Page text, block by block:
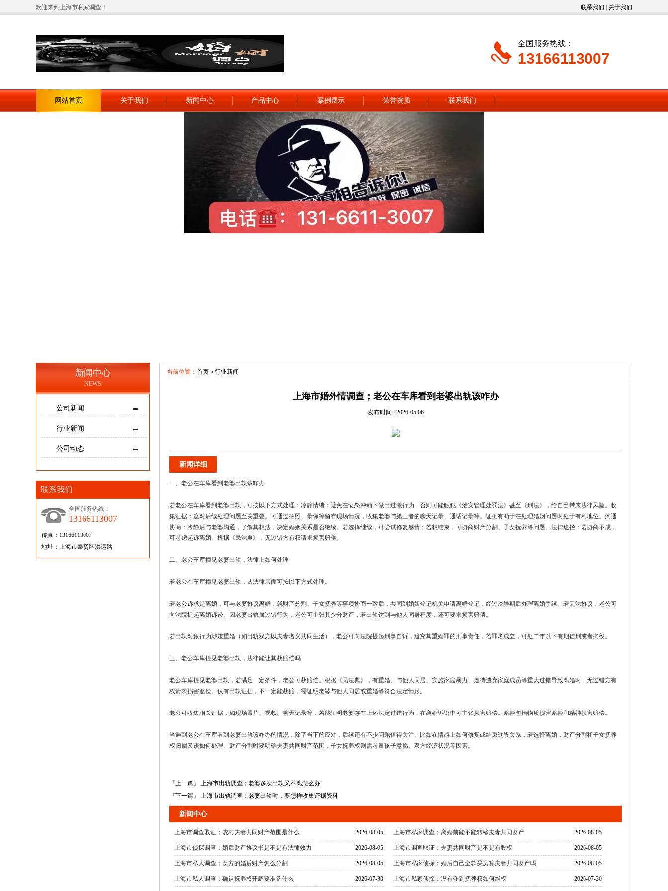
欢迎来到上海市私家调查！ 联系我们 关于我们
全国服务热线：
13166113007
网站首页 关于我们 新闻中心 产品中心 案例展示 荣誉资质 联系我们
新闻中心
NEWS
公司新闻
行业新闻
公司动态
联系我们
全国服务热线：
13166113007
传真：13166113007
地址：上海市奉贤区洪运路
当前位置： 首页 » 行业新闻
上海市婚外情调查；老公在车库看到老婆出轨该咋办
发布时间 : 2026-05-06
新闻详细
一、老公在车库看到老婆出轨该咋办
若老公在车库看到老婆出轨，可按以下方式处理：冷静情绪：避免在愤怒冲动下做出过激行为，否则可能触犯《治安管理处罚法》甚至《刑法》，给自己带来法律风险。收
集证据：这对后续处理问题至关重要。可通过拍照、录像等留存现场情况，收集老婆与第三者的聊天记录、通话记录等。证据有助于在处理婚姻问题时处于有利地位。沟通
协商：冷静后与老婆沟通，了解其想法，决定婚姻关系是否继续。若选择继续，可尝试修复感情；若想结束，可协商财产分割、子女抚养等问题。法律途径：若协商不成，
可考虑起诉离婚。根据《民法典》，无过错方有权请求损害赔偿。
二、老公车库撞见老婆出轨，法律上如何处理
若老公在车库撞见老婆出轨，从法律层面可按以下方式处理。
若老公诉求是离婚，可与老婆协议离婚，就财产分割、子女抚养等事项协商一致后，共同到婚姻登记机关申请离婚登记，经过冷静期后办理离婚手续。若无法协议，老公可
向法院提起离婚诉讼。因老婆出轨属过错行为，老公可主张其少分财产，若出轨达到与他人同居程度，还可要求损害赔偿。
若出轨对象行为涉嫌重婚（如出轨双方以夫妻名义共同生活），老公可向法院提起刑事自诉，追究其重婚罪的刑事责任，若罪名成立，可处二年以下有期徒刑或者拘役。
三、老公车库撞见老婆出轨，法律能让其获赔偿吗
老公车库撞见老婆出轨，若满足一定条件，老公可获赔偿。根据《民法典》，有重婚、与他人同居、实施家庭暴力、虐待遗弃家庭成员等重大过错导致离婚时，无过错方有
权请求损害赔偿。仅有出轨证据，不一定能获赔，需证明老婆与他人同居或重婚等符合法定情形。
老公可收集相关证据，如现场照片、视频、聊天记录等，若能证明老婆存在上述法定过错行为，在离婚诉讼中可主张损害赔偿。赔偿包括物质损害赔偿和精神损害赔偿。
当遇到老公在车库看到老婆出轨该咋办的情况，除了当下的应对，后续还有不少问题值得关注。比如在情感上如何修复或结束这段关系，若选择离婚，财产分割和子女抚养
权归属又该如何处理。财产分割时要明确夫妻共同财产范围，子女抚养权则需考量孩子意愿、双方经济状况等因素。
『上一篇』 上海市出轨调查；老婆多次出轨又不离怎么办
『下一篇』 上海市出轨调查；老婆出轨时，要怎样收集证据资料
新闻中心
2026-08-05
上海市调查取证；农村夫妻共同财产范围是什么 2026-08-05
上海市私家调查；离婚前能不能转移夫妻共同财产
2026-08-05
上海市侦探调查；婚后财产协议书是不是有法律效力 2026-08-05
上海市调查取证；夫妻共同财产是不是有股权
2026-08-05
上海市私人调查；女方的婚后财产怎么分割 2026-08-05
上海市私家侦探：婚后自己全款买房算夫妻共同财产吗
2026-07-30
上海市私人调查；确认抚养权开庭要准备什么 2026-07-30
上海市私家侦探；没有夺到抚养权如何维权